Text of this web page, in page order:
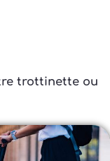
trottinette ou